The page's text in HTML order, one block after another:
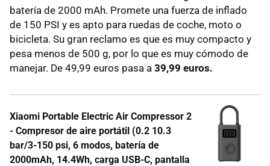
batería de 2000 mAh. Promete una fuerza de inflado
de 150 PSI y es apto para ruedas de coche, moto o
bicicleta. Su gran reclamo es que es muy compacto y
pesa menos de 500 g, por lo que es muy cómodo de
manejar. De 49,99 euros pasa a 39,99 euros.
Xiaomi Portable Electric Air Compressor 2
- Compresor de aire portátil (0.2 10.3
bar/3-150 psi, 6 modos, batería de
2000mAh, 14.4Wh, carga USB-C, pantalla